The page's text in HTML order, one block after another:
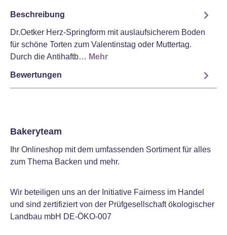
Beschreibung
Dr.Oetker Herz-Springform mit auslaufsicherem Boden
für schöne Torten zum Valentinstag oder Muttertag.
Durch die Antihaftb… Mehr
Bewertungen
Bakeryteam
Ihr Onlineshop mit dem umfassenden Sortiment für alles
zum Thema Backen und mehr.
Wir beteiligen uns an der Initiative Fairness im Handel
und sind zertifiziert von der Prüfgesellschaft ökologischer
Landbau mbH DE-ÖKO-007